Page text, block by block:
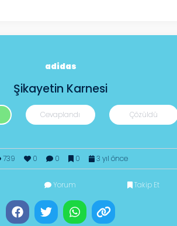
adidas
Şikayetin Karnesi
Cevaplandı Çözüldü
739 0 0 0 3 yıl önce
Yorum Takip Et